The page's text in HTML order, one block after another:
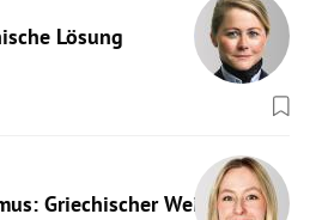
Lösung
Griechischer Wein